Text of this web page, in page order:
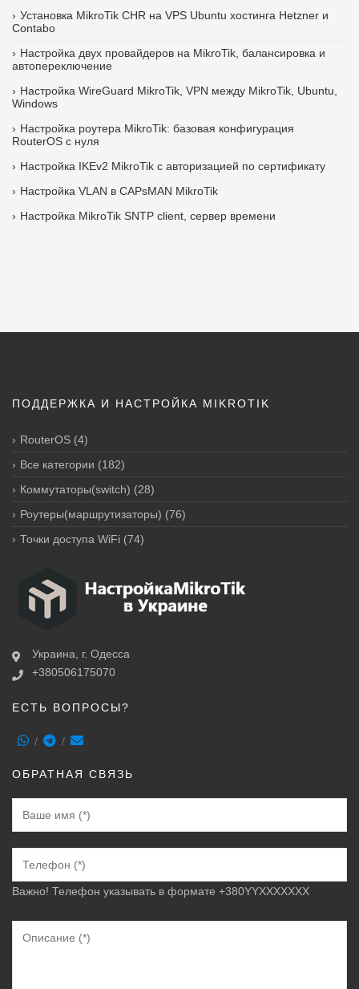
Установка MikroTik CHR на VPS Ubuntu хостинга Hetzner и
Contabo
Настройка двух провайдеров на MikroTik, балансировка и
автопереключение
Настройка WireGuard MikroTik, VPN между MikroTik, Ubuntu,
Windows
Настройка роутера MikroTik: базовая конфигурация
RouterOS с нуля
Настройка IKEv2 MikroTik с авторизацией по сертификату
Настройка VLAN в CAPsMAN MikroTik
Настройка MikroTik SNTP client, сервер времени
ПОДДЕРЖКА И НАСТРОЙКА MIKROTIK
RouterOS (4)
Все категории (182)
Коммутаторы(switch) (28)
Роутеры(маршрутизаторы) (76)
Точки доступа WiFi (74)
Украина, г. Одесса
+380506175070
ЕСТЬ ВОПРОСЫ?
ОБРАТНАЯ СВЯЗЬ
Важно! Телефон указывать в формате +380YYXXXXXXX